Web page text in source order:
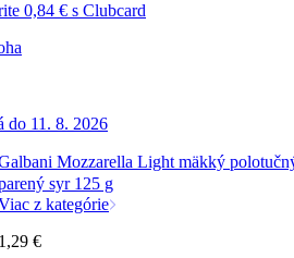
0,84 € s Clubcard
do 11. 8. 2026
Mozzarella Light mäkký
syr 125 g
z kategórie
1,29 €